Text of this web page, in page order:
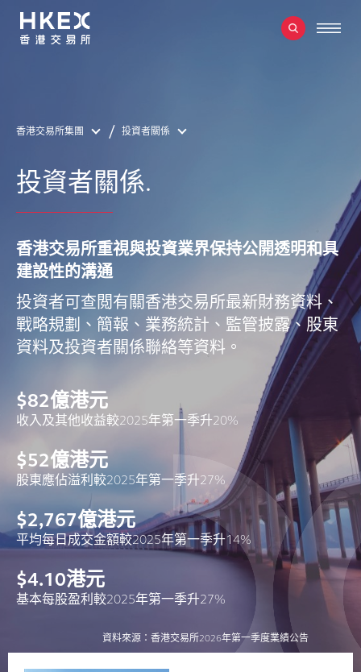
香港交易所集團 投資者關係
投資者關係.
香港交易所重視與投資業界保持公開透明和具
建設性的溝通
投資者可查閲有關香港交易所最新財務資料、
戰略規劃、簡報、業務統計、監管披露、股東
資料及投資者關係聯絡等資料。
$82億港元
收入及其他收益較2025年第一季升20%
$52億港元
股東應佔溢利較2025年第一季升27%
$2,767億港元
平均每日成交金額較2025年第一季升14%
$4.10港元
基本每股盈利較2025年第一季升27%
資料來源：香港交易所2026年第一季度業績公告